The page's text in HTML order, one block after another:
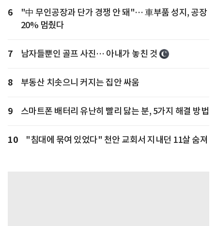
6
"中 무인공장과 단가 경쟁 안 돼"… 車부품 성지, 공장
20% 멈췄다
7 남자들뿐인 골프 사진… 아내가 놓친 것
8 부동산 치솟으니 커지는 집안 싸움
9 스마트폰 배터리 유난히 빨리 닳는 분, 5가지 해결 방법
10 "침대에 묶여 있었다" 천안 교회서 지내던 11살 숨져